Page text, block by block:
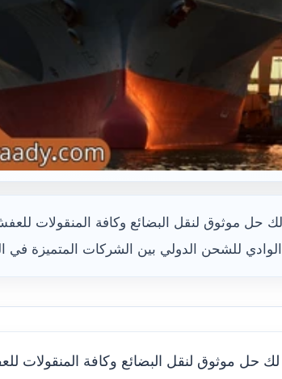
موثوق لنقل البضائع وكافة المنقولات للعفش
للشحن الدولي بين الشركات المتميزة في
لك حل موثوق لنقل البضائع وكافة المنقولات